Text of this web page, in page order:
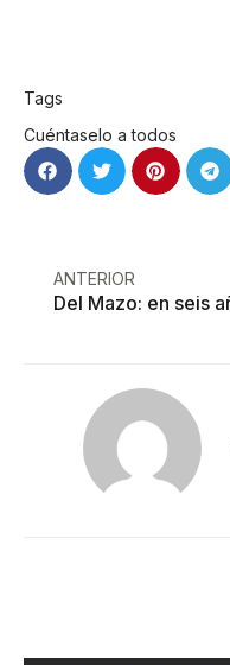
Tags
Cuéntaselo a todos
ANTERIOR